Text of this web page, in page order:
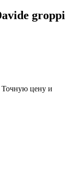
groppi
Точную цену и